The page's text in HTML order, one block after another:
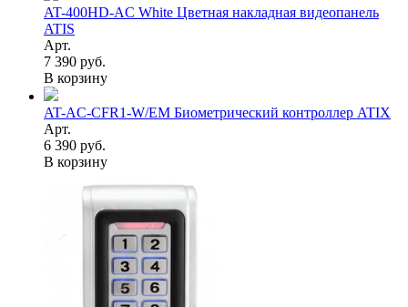
AT-400HD-AC White Цветная накладная видеопанель
ATIS
Арт.
7 390 руб.
В корзину
AT-AC-CFR1-W/EM Биометрический контроллер ATIX
Арт.
6 390 руб.
В корзину